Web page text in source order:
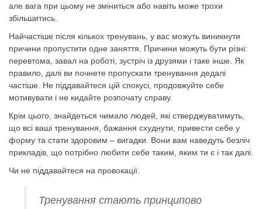
але вага при цьому не зміниться або навіть може трохи
збільшитись.
Найчастіше після кількох тренувань, у вас можуть виникнути
причини пропустити одне заняття. Причини можуть бути різні:
перевтома, завал на роботі, зустріч із друзями і таке інше. Як
правило, далі ви почнете пропускати тренування дедалі
частіше. Не піддавайтеся цій спокусі, продовжуйте себе
мотивувати і не кидайте розпочату справу.
Крім цього, знайдеться чимало людей, які стверджуватимуть,
що всі ваші тренування, бажання схуднути, привести себе у
форму та стати здоровим – вигадки. Вони вам наведуть безліч
прикладів, що потрібно любити себе таким, яким ти є і так далі.
Чи не піддавайтеся на провокації.
Тренування стають принципово